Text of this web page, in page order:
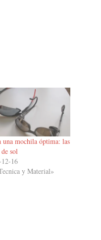
una mochila óptima: las
de sol
16
y Material»